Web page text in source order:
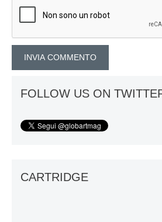
FOLLOW US ON
CARTRIDGE